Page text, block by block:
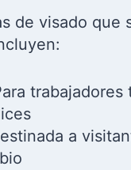
de visado que
trabajadores
a